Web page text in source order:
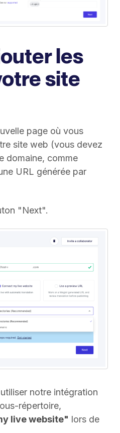
les
site
page où vous
site web (vous devez
domaine, comme
URL générée par
"Next".
notre intégration
répertoire,
live website" lors de